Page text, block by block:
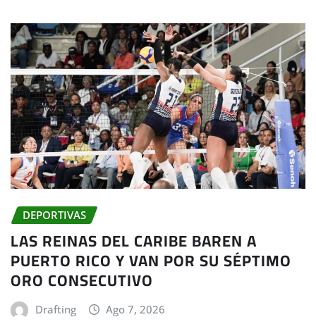
DEPORTIVAS
LAS REINAS DEL CARIBE BAREN A
PUERTO RICO Y VAN POR SU SÉPTIMO
ORO CONSECUTIVO
Drafting Ago 7, 2026